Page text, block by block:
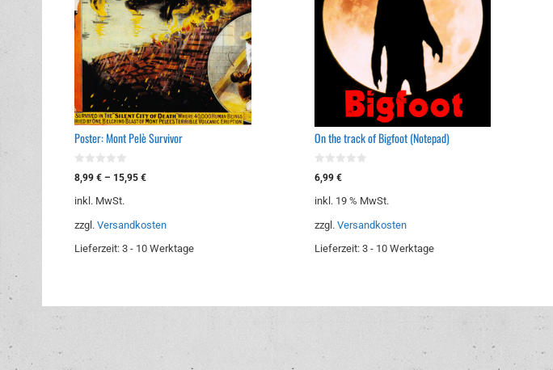
Poster: Mont Pelè Survivor
0
v
n
8,99 € – 15,95 €
inkl. MwSt.
zzgl. Versandkosten
Lieferzeit: 3 - 10 Werktage
On the track of Bigfoot (Notepad)
0
v
n
6,99 €
inkl. 19 % MwSt.
zzgl. Versandkosten
Lieferzeit: 3 - 10 Werktage